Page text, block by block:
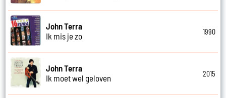
John Terra
Ik mis je zo
1990
John Terra
Ik moet wel geloven
2015